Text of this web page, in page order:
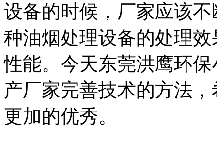
设备的时候，厂家应该
种油烟处理设备的处理
性能。今天东莞洪鹰环
产厂家完善技术的方法
更加的优秀。